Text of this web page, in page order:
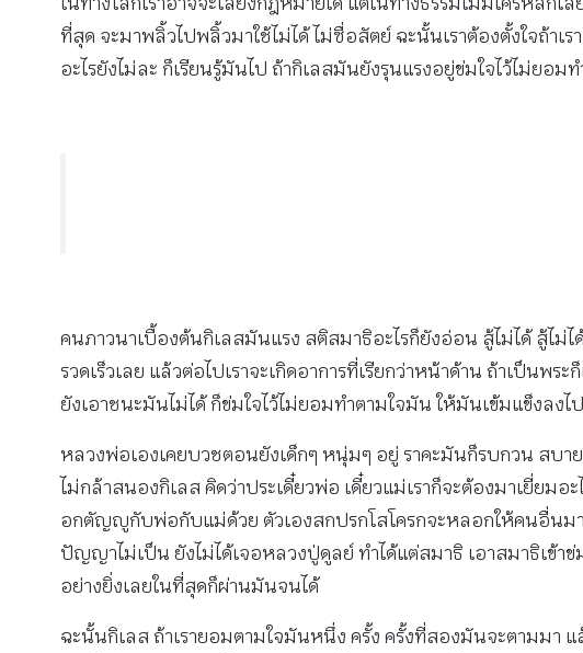
ที่สุด จะมาพลิ้วไปพลิ้วมาใช้ไม่ได้ ไม่ซื่อสัตย์ ฉะนั้นเราต้องตั้งใจถ้าเ
อะไรยังไม่ละ ก็เรียนรู้มันไป ถ้ากิเลสมันยังรุนแรงอยู่ข่มใจไว้ไม่ยอ
คนภาวนาเบื้องต้นกิเลสมันแรง สติสมาธิอะไรก็ยังอ่อน สู้ไม่ได้ สู้ไม่
รวดเร็วเลย แล้วต่อไปเราจะเกิดอาการที่เรียกว่าหน้าด้าน ถ้าเป็น
ยังเอาชนะมันไม่ได้ ก็ข่มใจไว้ไม่ยอมทำตามใจมัน ให้มันเข้มแข็งล
หลวงพ่อเองเคยบวชตอนยังเด็กๆ หนุ่มๆ อยู่ ราคะมันก็รบกวน สบ
ไม่กล้าสนองกิเลส คิดว่าประเดี๋ยวพ่อ เดี๋ยวแม่เราก็จะต้องมาเยี่ย
อกตัญญูกับพ่อกับแม่ด้วย ตัวเองสกปรกโสโครกจะหลอกให้คนอื่นมา
ปัญญาไม่เป็น ยังไม่ได้เจอหลวงปู่ดูลย์ ทำได้แต่สมาธิ เอาสมาธิเข้
อย่างยิ่งเลยในที่สุดก็ผ่านมันจนได้
ฉะนั้นกิเลส ถ้าเรายอมตามใจมันหนึ่ง ครั้ง ครั้งที่สองมันจะตามมา